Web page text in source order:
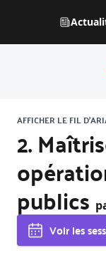
AFFICHER LE FIL
2.
publics
Voir les